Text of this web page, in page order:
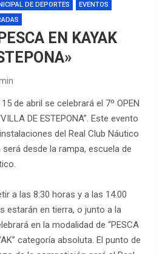
DE DEPORTES
EVENTOS
EN KAYAK
de abril se celebrará el 7º OPEN
DE ESTEPONA”. Este evento
del Real Club Náutico
desde la rampa, escuela de
a las 8:30 horas y a las 14.00
estarán en tierra, o junto a la
en la modalidad de “PESCA
categoría absoluta. El punto de